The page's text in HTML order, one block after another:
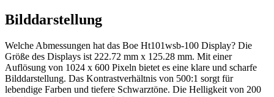
Bilddarstellung
Welche Abmessungen hat das Boe Ht101wsb-100 Display? Die
Größe des Displays ist 222.72 mm x 125.28 mm. Mit einer
Auflösung von 1024 x 600 Pixeln bietet es eine klare und scharfe
Bilddarstellung. Das Kontrastverhältnis von 500:1 sorgt für
lebendige Farben und tiefere Schwarztöne. Die Helligkeit von 200